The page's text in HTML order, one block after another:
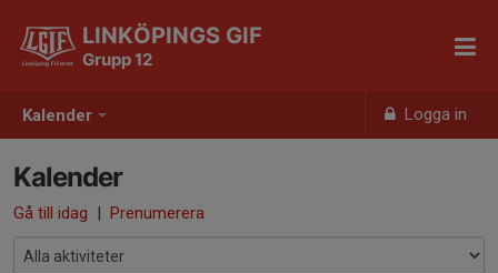
Kalender Logga in
LINKÖPINGS GIF
Grupp 12
Kalender
Gå till idag | Prenumerera